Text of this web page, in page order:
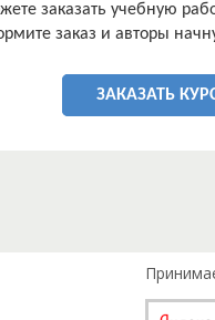
заказать учебную
заказ и авторы
ЗАКАЗАТЬ